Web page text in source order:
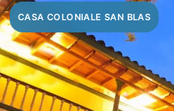
CASA COLONIALE SAN BLAS